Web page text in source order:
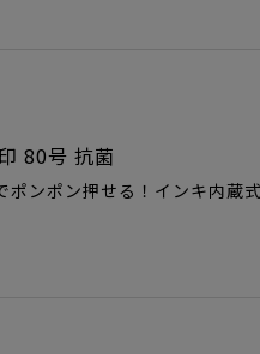
80号 抗菌
ポンポン押せる！インキ内蔵